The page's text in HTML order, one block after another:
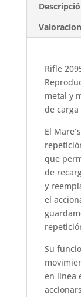
Rifle
metal y
de
El
que
de
y
el
Su
en línea